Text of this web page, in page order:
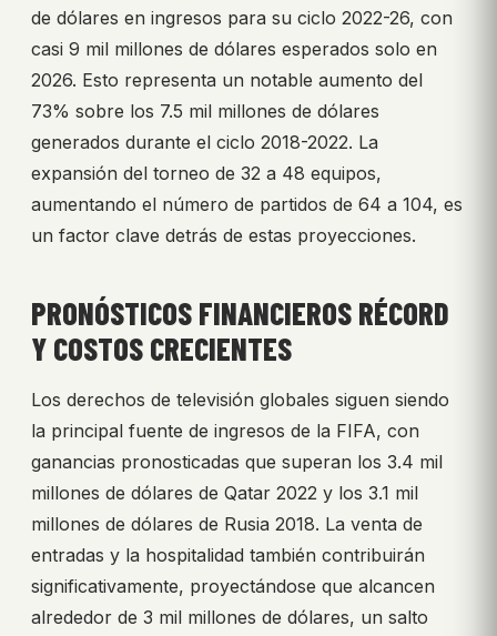
de dólares en ingresos para su ciclo 2022-26, con
casi 9 mil millones de dólares esperados solo en
2026. Esto representa un notable aumento del
73% sobre los 7.5 mil millones de dólares
generados durante el ciclo 2018-2022. La
expansión del torneo de 32 a 48 equipos,
aumentando el número de partidos de 64 a 104, es
un factor clave detrás de estas proyecciones.
PRONÓSTICOS FINANCIEROS RÉCORD
Y COSTOS CRECIENTES
Los derechos de televisión globales siguen siendo
la principal fuente de ingresos de la FIFA, con
ganancias pronosticadas que superan los 3.4 mil
millones de dólares de Qatar 2022 y los 3.1 mil
millones de dólares de Rusia 2018. La venta de
entradas y la hospitalidad también contribuirán
significativamente, proyectándose que alcancen
alrededor de 3 mil millones de dólares, un salto